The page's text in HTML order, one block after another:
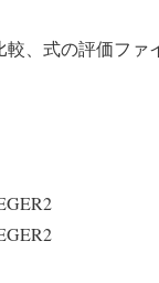
較、式の評価フ